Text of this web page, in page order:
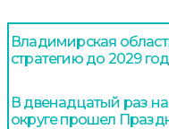
Владимирская
стратегию до 2029
В двенадцатый раз
округе прошел